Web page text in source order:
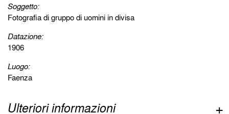
Soggetto:
Fotografia di gruppo di uomini in divisa
Datazione:
1906
Luogo:
Faenza
Ulteriori informazioni